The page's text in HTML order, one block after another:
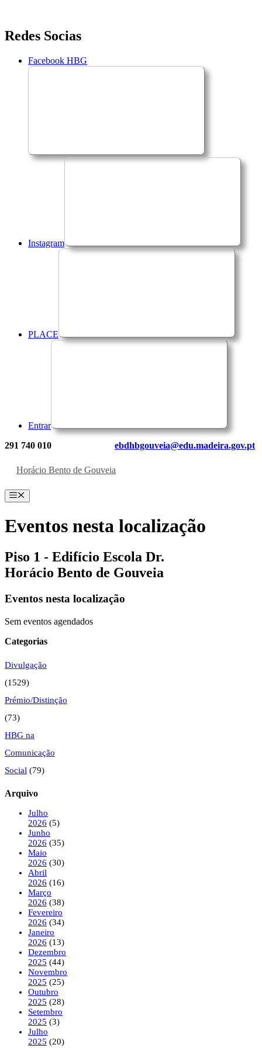
Saltar
para
conteúdo
Redes Socias
Facebook HBG
Instagram
PLACE
Entrar
291 740 010 ebdhbgouveia@edu.madeira.gov.pt
Horácio Bento de Gouveia
Menu
Eventos nesta localização
Piso 1 - Edifício Escola Dr.
Horácio Bento de Gouveia
Eventos nesta localização
Sem eventos agendados
Categorias
Divulgação
(1529)
Prémio/Distinção
(73)
HBG na
Comunicação
Social (79)
Arquivo
Julho
2026 (5)
Junho
2026 (35)
Maio
2026 (30)
Abril
2026 (16)
Março
2026 (38)
Fevereiro
2026 (34)
Janeiro
2026 (13)
Dezembro
2025 (44)
Novembro
2025 (25)
Outubro
2025 (28)
Setembro
2025 (3)
Julho
2025 (20)